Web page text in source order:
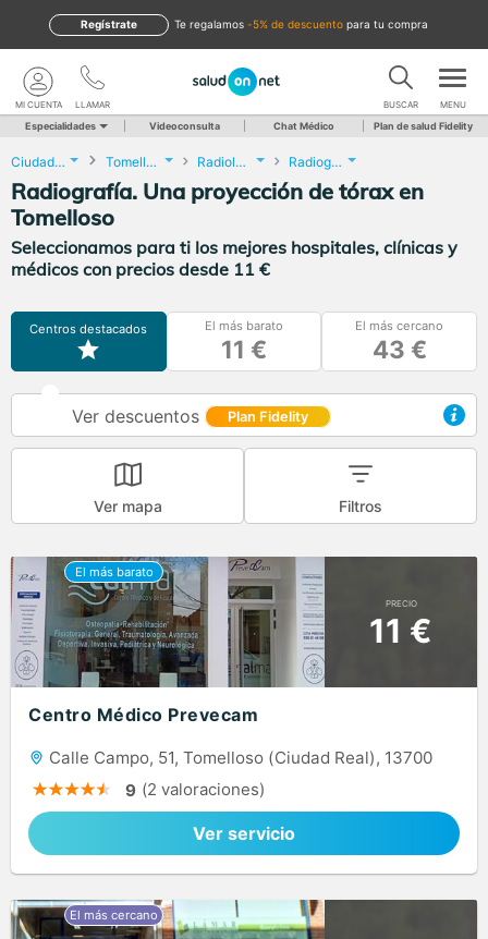
te regalamos -5% de descuento para tu compra
Regístrate
LLAMAR
MI CUENTA BUSCAR MENU
Especialidades Videoconsulta Chat Médico Plan de salud Fidelity
Ciudad Real Tomelloso Radiología Radiografía. Una proyección de tórax
Radiografía. Una proyección de tórax en
Tomelloso
Seleccionamos para ti los mejores hospitales, clínicas y
médicos con precios desde 11 €
Centros destacados El más barato
11 €
El más cercano
43 €
Ver descuentos Plan Fidelity
Ver mapa Filtros
PRECIO
11 €
Centro Médico Prevecam
Calle Campo, 51, Tomelloso (Ciudad Real), 13700
9 (2 valoraciones)
Ver servicio